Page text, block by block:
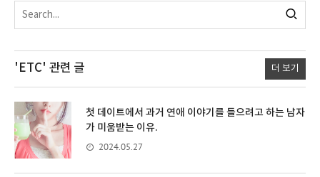
'ETC' 관련 글 더 보기
첫 데이트에서 과거 연애 이야기를 들으려고 하는 남자
가 미움받는 이유.
2024.05.27